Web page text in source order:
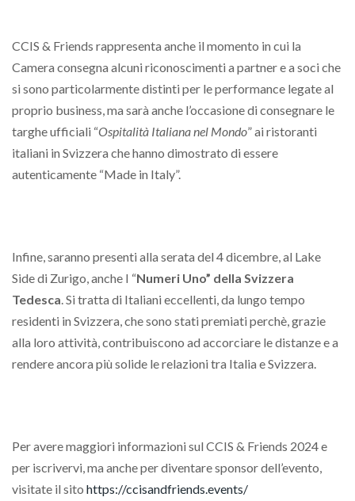
CCIS & Friends rappresenta anche il momento in cui la
Camera consegna alcuni riconoscimenti a partner e a soci che
si sono particolarmente distinti per le performance legate al
proprio business, ma sarà anche l’occasione di consegnare le
targhe ufficiali “Ospitalità Italiana nel Mondo” ai ristoranti
italiani in Svizzera che hanno dimostrato di essere
autenticamente “Made in Italy”.
Infine, saranno presenti alla serata del 4 dicembre, al Lake
Side di Zurigo, anche I “Numeri Uno” della Svizzera
Tedesca. Si tratta di Italiani eccellenti, da lungo tempo
residenti in Svizzera, che sono stati premiati perchè, grazie
alla loro attività, contribuiscono ad accorciare le distanze e a
rendere ancora più solide le relazioni tra Italia e Svizzera.
Per avere maggiori informazioni sul CCIS & Friends 2024 e
per iscrivervi, ma anche per diventare sponsor dell’evento,
visitate il sito https://ccisandfriends.events/